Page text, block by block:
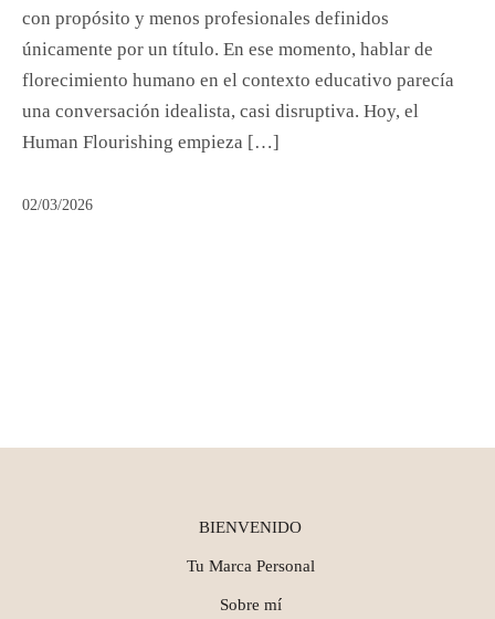
con propósito y menos profesionales definidos
únicamente por un título. En ese momento, hablar de
florecimiento humano en el contexto educativo parecía
una conversación idealista, casi disruptiva. Hoy, el
Human Flourishing empieza […]
02/03/2026
BIENVENIDO
Tu Marca Personal
Sobre mí